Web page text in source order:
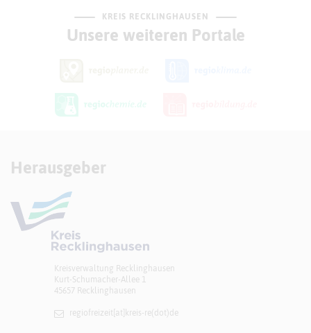
KREIS RECKLINGHAUSEN
Unsere weiteren Portale
Herausgeber
Kreisverwaltung Recklinghausen
Kurt-Schumacher-Allee 1
45657 Recklinghausen
regiofreizeit[at]​kreis-re(dot)de